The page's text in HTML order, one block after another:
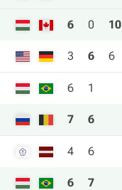
6 0 10
3 6 6
6 1
7 6
4 6
6 7